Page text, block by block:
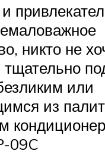
никто не
тщательно
или
из
09C